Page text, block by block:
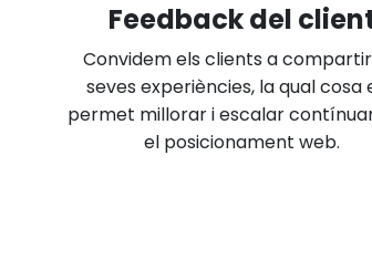
Feedback del
Convidem els clients a
seves experiències, la qual cosa
permet millorar i escalar
el posicionament web.